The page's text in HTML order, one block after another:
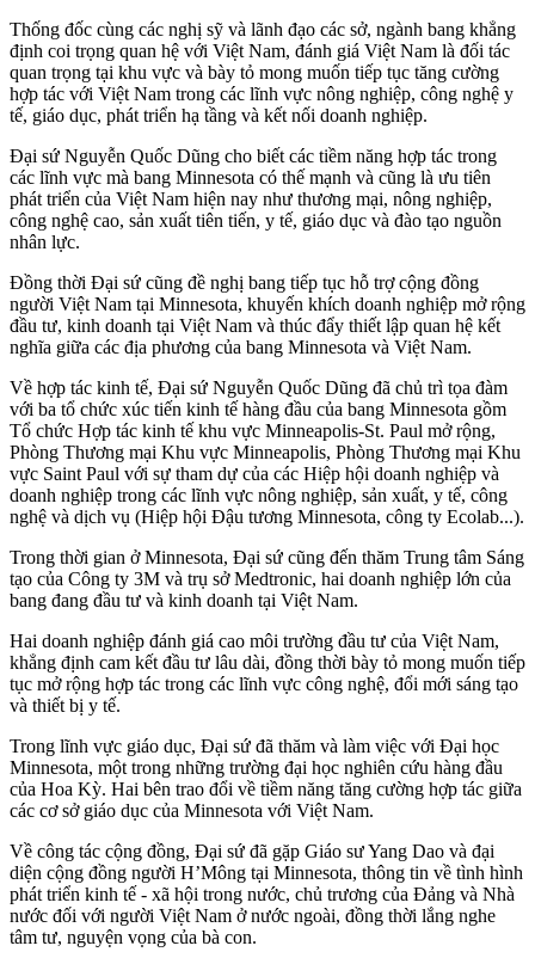
Thống đốc cùng các nghị sỹ và lãnh đạo các sở, ngành bang khẳng
định coi trọng quan hệ với Việt Nam, đánh giá Việt Nam là đối tác
quan trọng tại khu vực và bày tỏ mong muốn tiếp tục tăng cường
hợp tác với Việt Nam trong các lĩnh vực nông nghiệp, công nghệ y
tế, giáo dục, phát triển hạ tầng và kết nối doanh nghiệp.
Đại sứ Nguyễn Quốc Dũng cho biết các tiềm năng hợp tác trong
các lĩnh vực mà bang Minnesota có thế mạnh và cũng là ưu tiên
phát triển của Việt Nam hiện nay như thương mại, nông nghiệp,
công nghệ cao, sản xuất tiên tiến, y tế, giáo dục và đào tạo nguồn
nhân lực.
Đồng thời Đại sứ cũng đề nghị bang tiếp tục hỗ trợ cộng đồng
người Việt Nam tại Minnesota, khuyến khích doanh nghiệp mở rộng
đầu tư, kinh doanh tại Việt Nam và thúc đẩy thiết lập quan hệ kết
nghĩa giữa các địa phương của bang Minnesota và Việt Nam.
Về hợp tác kinh tế, Đại sứ Nguyễn Quốc Dũng đã chủ trì tọa đàm
với ba tổ chức xúc tiến kinh tế hàng đầu của bang Minnesota gồm
Tổ chức Hợp tác kinh tế khu vực Minneapolis-St. Paul mở rộng,
Phòng Thương mại Khu vực Minneapolis, Phòng Thương mại Khu
vực Saint Paul với sự tham dự của các Hiệp hội doanh nghiệp và
doanh nghiệp trong các lĩnh vực nông nghiệp, sản xuất, y tế, công
nghệ và dịch vụ (Hiệp hội Đậu tương Minnesota, công ty Ecolab...).
Trong thời gian ở Minnesota, Đại sứ cũng đến thăm Trung tâm Sáng
tạo của Công ty 3M và trụ sở Medtronic, hai doanh nghiệp lớn của
bang đang đầu tư và kinh doanh tại Việt Nam.
Hai doanh nghiệp đánh giá cao môi trường đầu tư của Việt Nam,
khẳng định cam kết đầu tư lâu dài, đồng thời bày tỏ mong muốn tiếp
tục mở rộng hợp tác trong các lĩnh vực công nghệ, đổi mới sáng tạo
và thiết bị y tế.
Trong lĩnh vực giáo dục, Đại sứ đã thăm và làm việc với Đại học
Minnesota, một trong những trường đại học nghiên cứu hàng đầu
của Hoa Kỳ. Hai bên trao đổi về tiềm năng tăng cường hợp tác giữa
các cơ sở giáo dục của Minnesota với Việt Nam.
Về công tác cộng đồng, Đại sứ đã gặp Giáo sư Yang Dao và đại
diện cộng đồng người H’Mông tại Minnesota, thông tin về tình hình
phát triển kinh tế - xã hội trong nước, chủ trương của Đảng và Nhà
nước đối với người Việt Nam ở nước ngoài, đồng thời lắng nghe
tâm tư, nguyện vọng của bà con.